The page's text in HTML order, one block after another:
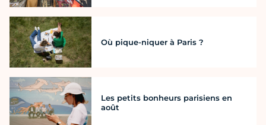
Où pique-niquer à Paris ?
Les petits bonheurs parisiens en
août